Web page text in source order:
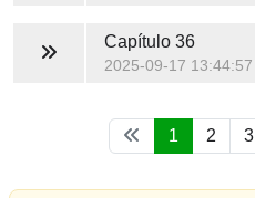
Capítulo 36
2025-09-17 13:44:57
1 2 3